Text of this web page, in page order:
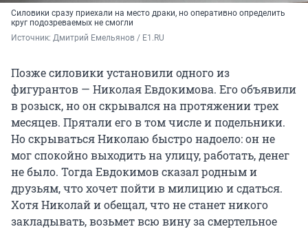
Силовики сразу приехали на место драки, но оперативно определить
круг подозреваемых не смогли
Источник: Дмитрий Емельянов / E1.RU
Позже силовики установили одного из
фигурантов — Николая Евдокимова. Его объявили
в розыск, но он скрывался на протяжении трех
месяцев. Прятали его в том числе и подельники.
Но скрываться Николаю быстро надоело: он не
мог спокойно выходить на улицу, работать, денег
не было. Тогда Евдокимов сказал родным и
друзьям, что хочет пойти в милицию и сдаться.
Хотя Николай и обещал, что не станет никого
закладывать, возьмет всю вину за смертельное